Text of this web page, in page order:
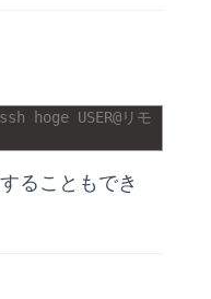
USER@リモ
ることもでき